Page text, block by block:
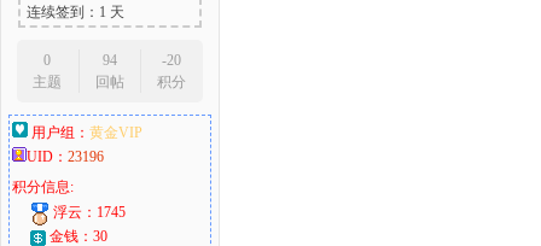
连续签到：1 天
0
主题
94
回帖
-20
积分
用户组： 黄金VIP
UID： 23196
积分信息:
浮云：1745
金钱：30